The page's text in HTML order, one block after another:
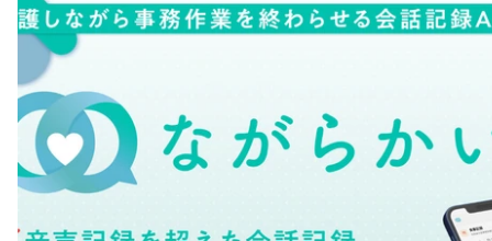
特集記事
CEOインタビュー
転職
大学発スタートアップ
導入事例